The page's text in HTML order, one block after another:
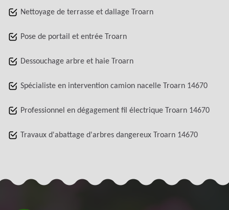
Nettoyage de terrasse et dallage Troarn
Pose de portail et entrée Troarn
Dessouchage arbre et haie Troarn
Spécialiste en intervention camion nacelle Troarn 14670
Professionnel en dégagement fil électrique Troarn 14670
Travaux d'abattage d'arbres dangereux Troarn 14670